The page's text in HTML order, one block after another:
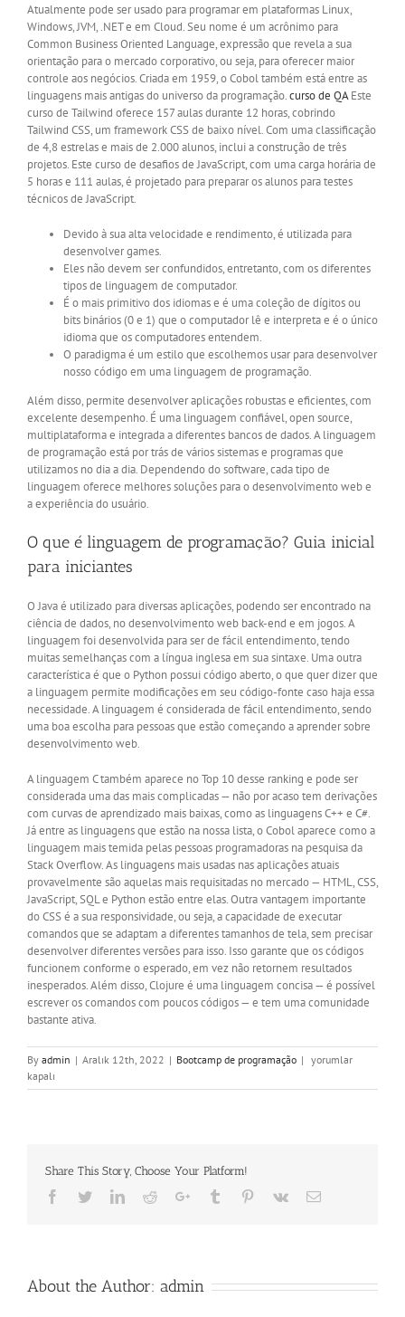
Atualmente pode ser usado para programar em plataformas Linux,
Windows, JVM, .NET e em Cloud. Seu nome é um acrônimo para
Common Business Oriented Language, expressão que revela a sua
orientação para o mercado corporativo, ou seja, para oferecer maior
controle aos negócios. Criada em 1959, o Cobol também está entre as
linguagens mais antigas do universo da programação.curso de QAEste
curso de Tailwind oferece 157 aulas durante 12 horas, cobrindo
Tailwind CSS, um framework CSS de baixo nível. Com uma classificação
de 4,8 estrelas e mais de 2.000 alunos, inclui a construção de três
projetos. Este curso de desafios de JavaScript, com uma carga horária de
5 horas e 111 aulas, é projetado para preparar os alunos para testes
técnicos de JavaScript.
Devido à sua alta velocidade e rendimento, é utilizada para
desenvolver games.
Eles não devem ser confundidos, entretanto, com os diferentes
tipos de linguagem de computador.
É o mais primitivo dos idiomas e é uma coleção de dígitos ou
bits binários (0 e 1) que o computador lê e interpreta e é o único
idioma que os computadores entendem.
O paradigma é um estilo que escolhemos usar para desenvolver
nosso código em uma linguagem de programação.
Além disso, permite desenvolver aplicações robustas e eficientes, com
excelente desempenho. É uma linguagem confiável, open source,
multiplataforma e integrada a diferentes bancos de dados. A linguagem
de programação está por trás de vários sistemas e programas que
utilizamos no dia a dia. Dependendo do software, cada tipo de
linguagem oferece melhores soluções para o desenvolvimento web e
a experiência do usuário.
O que é linguagem de programação? Guia inicial
para iniciantes
O Java é utilizado para diversas aplicações, podendo ser encontrado na
ciência de dados, no desenvolvimento web back-end e em jogos. A
linguagem foi desenvolvida para ser de fácil entendimento, tendo
muitas semelhanças com a língua inglesa em sua sintaxe. Uma outra
característica é que o Python possui código aberto, o que quer dizer que
a linguagem permite modificações em seu código-fonte caso haja essa
necessidade. A linguagem é considerada de fácil entendimento, sendo
uma boa escolha para pessoas que estão começando a aprender sobre
desenvolvimento web.
A linguagem C também aparece no Top 10 desse ranking e pode ser
considerada uma das mais complicadas — não por acaso tem derivações
com curvas de aprendizado mais baixas, como as linguagens C++ e C#.
Já entre as linguagens que estão na nossa lista, o Cobol aparece como a
linguagem mais temida pelas pessoas programadoras na pesquisa da
Stack Overflow. As linguagens mais usadas nas aplicações atuais
provavelmente são aquelas mais requisitadas no mercado — HTML, CSS,
JavaScript, SQL e Python estão entre elas. Outra vantagem importante
do CSS é a sua responsividade, ou seja, a capacidade de executar
comandos que se adaptam a diferentes tamanhos de tela, sem precisar
desenvolver diferentes versões para isso. Isso garante que os códigos
funcionem conforme o esperado, em vez não retornem resultados
inesperados. Além disso, Clojure é uma linguagem concisa — é possível
escrever os comandos com poucos códigos — e tem uma comunidade
bastante ativa.
By admin | Aralık 12th, 2022 | Bootcamp de programação | Linguagem
programação-
serve
e
dicionário
yorumlar
kapalı
Share This Story, Choose Your Platform!
Facebook
TwitterLinkedIn
RedditGoogle+Tumblr Pinterest
Vk Email
About the Author: admin